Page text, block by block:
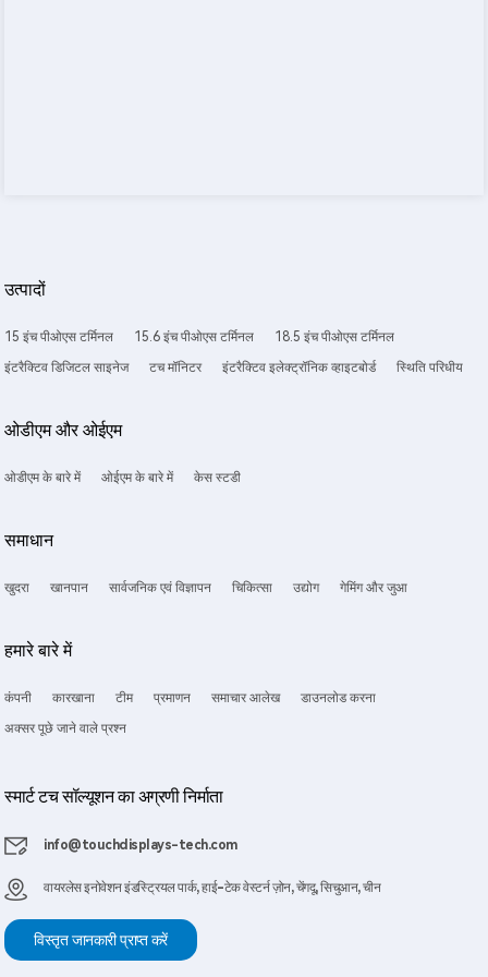
उत्पादों
15 इंच पीओएस टर्मिनल 15.6 इंच पीओएस टर्मिनल
18.5 इंच पीओएस टर्मिनल
इंटरैक्टिव डिजिटल साइनेज
टच मॉनिटर इंटरैक्टिव इलेक्ट्रॉनिक व्हाइटबोर्ड स्थिति परिधीय
ओडीएम और ओईएम
ओडीएम के बारे में ओईएम के बारे में केस स्टडी
समाधान
खुदरा खानपान सार्वजनिक एवं विज्ञापन चिकित्सा उद्योग गेमिंग और जुआ
हमारे बारे में
कंपनी कारखाना टीम प्रमाणन समाचार आलेख
डाउनलोड करना
अक्सर पूछे जाने वाले प्रश्न
स्मार्ट टच सॉल्यूशन का अग्रणी निर्माता
info@touchdisplays-tech.com
वायरलेस इनोवेशन इंडस्ट्रियल पार्क, हाई-टेक वेस्टर्न ज़ोन, चेंगदू, सिचुआन, चीन
विस्तृत जानकारी प्राप्त करें